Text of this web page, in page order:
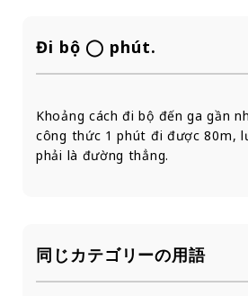
Đi bộ ◯ phút.
Khoảng cách đi bộ đến ga gần
công thức 1 phút đi được 80m,
phải là đường thẳng.
同じカテゴリーの用語